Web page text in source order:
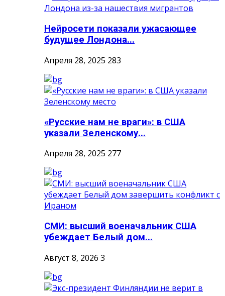
Нейросети показали ужасающее
будущее Лондона...
Апреля 28, 2025 283
«Русские нам не враги»: в США
указали Зеленскому...
Апреля 28, 2025 277
СМИ: высший военачальник США
убеждает Белый дом...
Август 8, 2026 3